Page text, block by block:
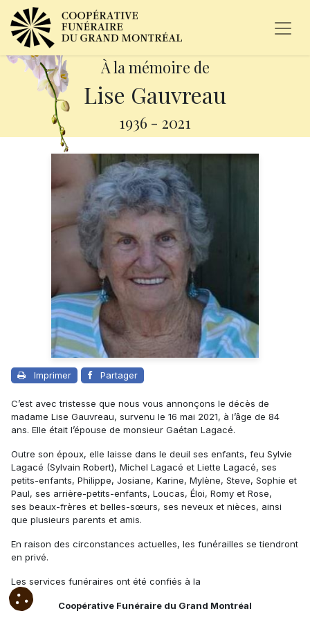
À la mémoire de
Lise Gauvreau
1936 - 2021
Imprimer Partager
C’est avec tristesse que nous vous annonçons le décès de
madame Lise Gauvreau, survenu le 16 mai 2021, à l’âge de 84
ans. Elle était l’épouse de monsieur Gaétan Lagacé.
Outre son époux, elle laisse dans le deuil ses enfants, feu Sylvie
Lagacé (Sylvain Robert), Michel Lagacé et Liette Lagacé, ses
petits-enfants, Philippe, Josiane, Karine, Mylène, Steve, Sophie et
Paul, ses arrière-petits-enfants, Loucas, Éloi, Romy et Rose,
ses beaux-frères et belles-sœurs, ses neveux et nièces, ainsi
que plusieurs parents et amis.
En raison des circonstances actuelles, les funérailles se tiendront
en privé.
Les services funéraires ont été confiés à la
Coopérative Funéraire du Grand Montréal